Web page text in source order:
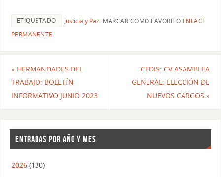
hoy una declaración en
la que defienden "la
Nuclear: La búsqueda de
la…
ETIQUETADO Justicia y Paz. MARCAR COMO FAVORITO ENLACE
PERMANENTE.
«HERMANDADES DEL
TRABAJO: BOLETÍN
INFORMATIVO JUNIO 2023
CEDIS: CV ASAMBLEA
GENERAL: ELECCIÓN DE
NUEVOS CARGOS»
ENTRADAS POR AÑO Y MES
2026(130)